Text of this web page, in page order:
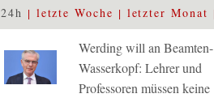
24h letzte Woche letzter Monat
Werding will an Beamten-
Wasserkopf: Lehrer und
Professoren müssen keine